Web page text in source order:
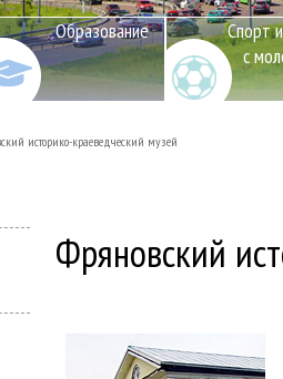
Образование
Спорт
с
историко-краеведческий музей
Фряновский